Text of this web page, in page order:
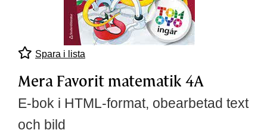
Spara i lista
Mera Favorit matematik 4A
E-bok i HTML-format, obearbetad text
och bild